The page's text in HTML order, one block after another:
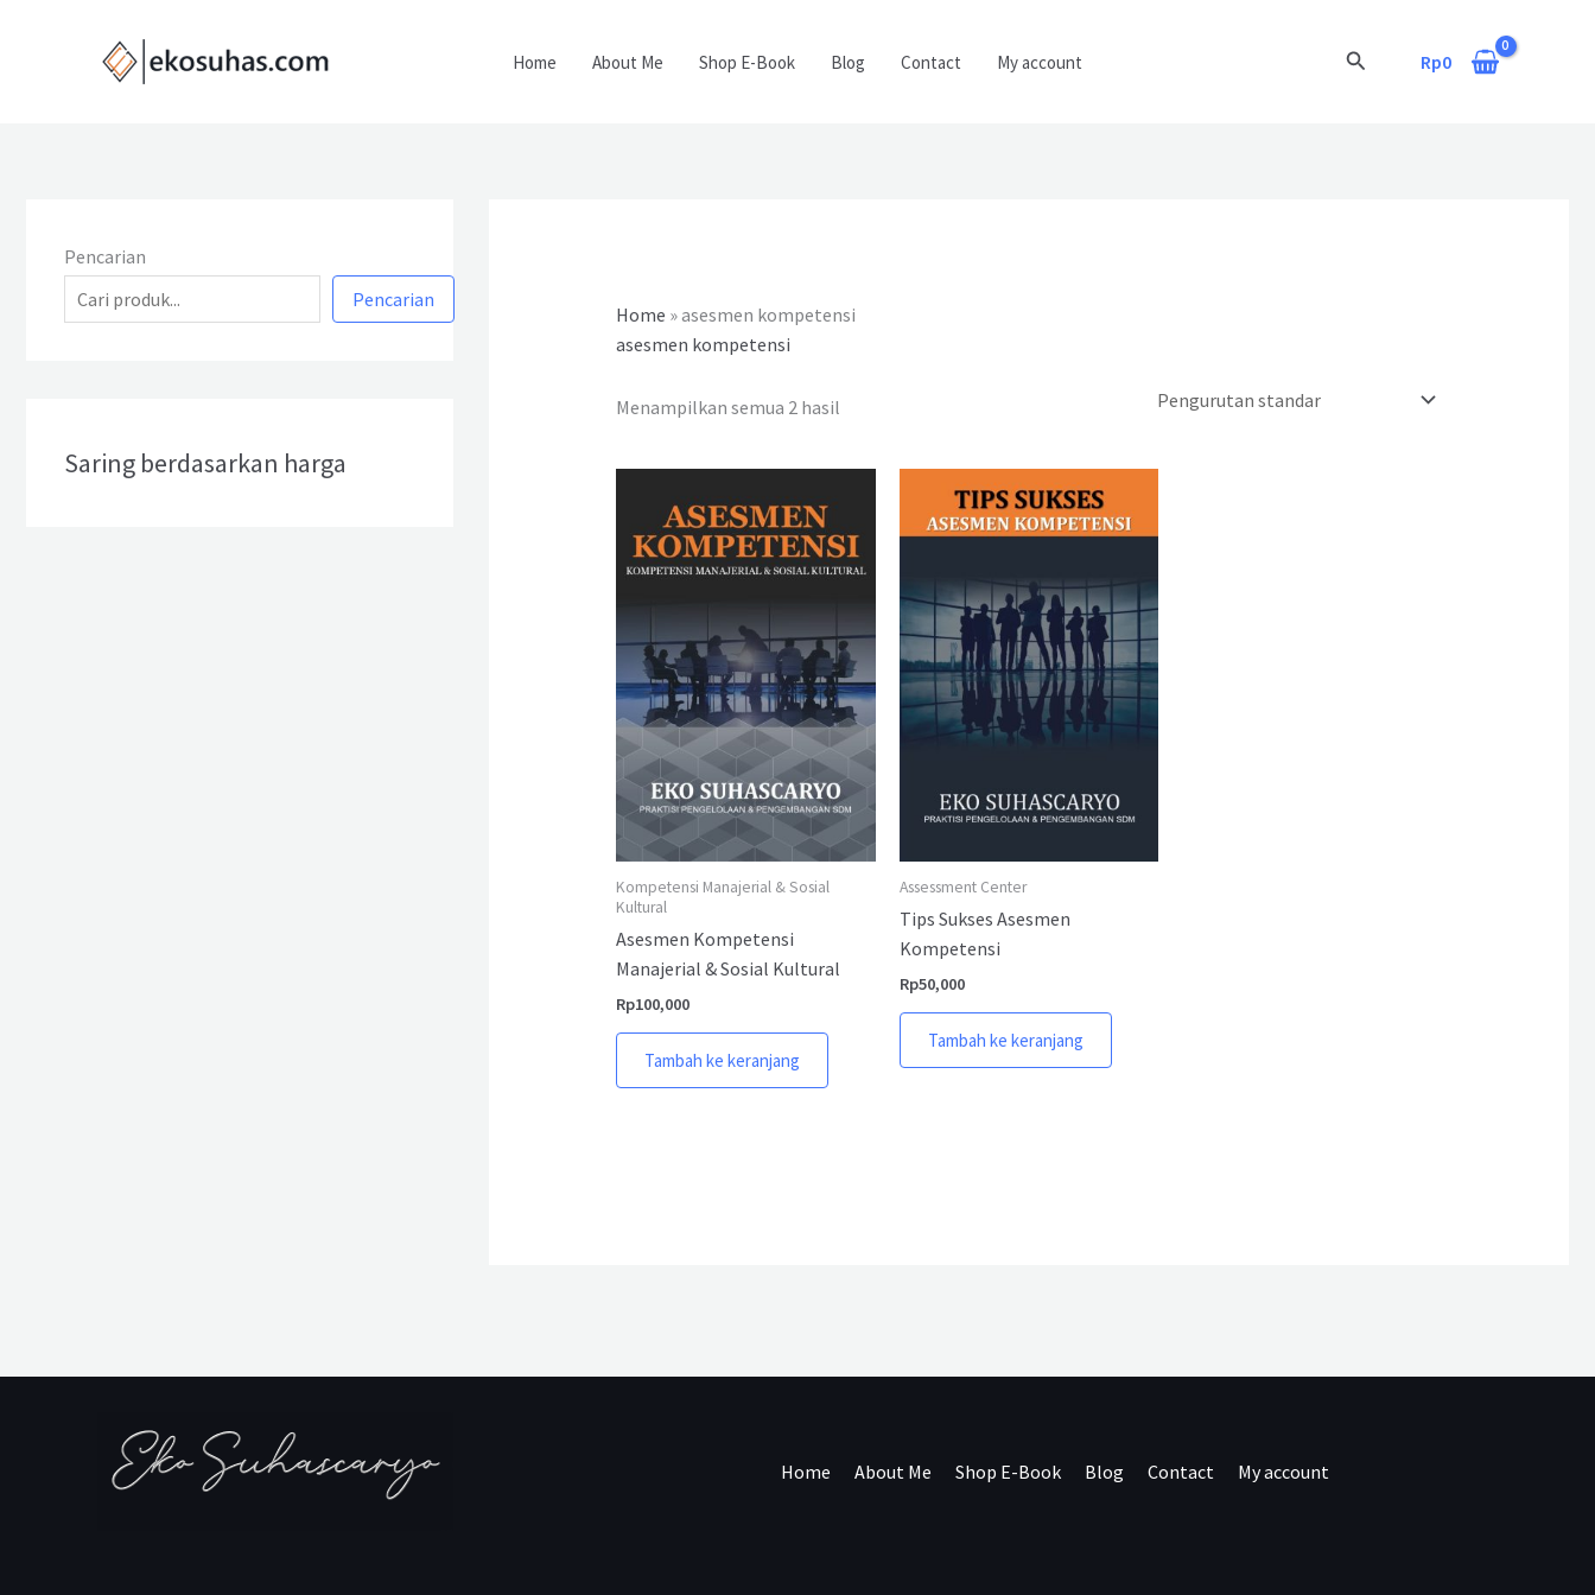
Home About Me Shop E-Book Blog Contact My account Cari Rp0
Pencarian
Pencarian
Saring berdasarkan harga
Home »asesmen kompetensi
asesmen kompetensi
Menampilkan semua 2 hasil
Kompetensi Manajerial & Sosial
Kultural
Asesmen Kompetensi
Manajerial & Sosial Kultural
Rp100,000
Tambah ke keranjang
Assessment Center
Tips Sukses Asesmen
Kompetensi
Rp50,000
Tambah ke keranjang
Home About Me Shop E-Book Blog Contact My account